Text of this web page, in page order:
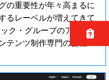
の重要性が年々高まるに
るレーベルが増えてきて
ク・グループのアーティ
テンツ制作専門の会社…